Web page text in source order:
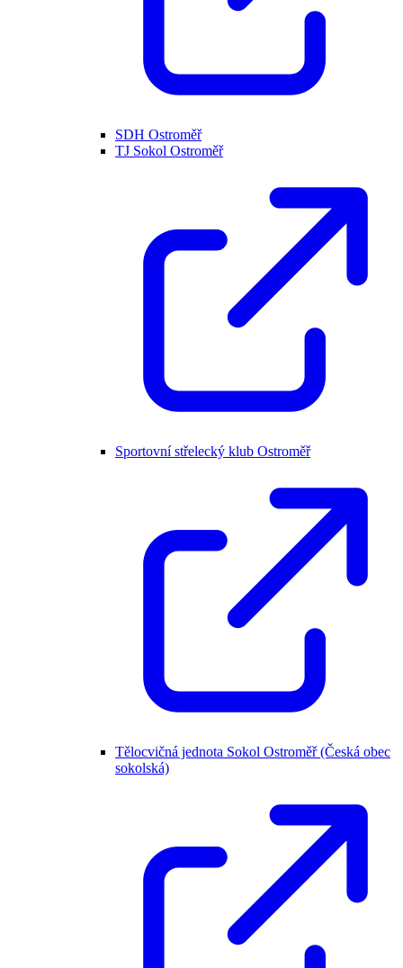
SDH Ostroměř
TJ Sokol Ostroměř
Sportovní střelecký klub Ostroměř
Tělocvičná jednota Sokol Ostroměř (Česká obec
sokolská)